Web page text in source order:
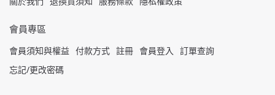
會員專區
會員須知與權益 付款方式 註冊 會員登入
訂單查詢
忘記/更改密碼